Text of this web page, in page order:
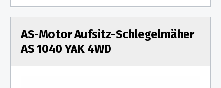
AS-Motor Aufsitz-Schlegelmäher
AS 1040 YAK 4WD